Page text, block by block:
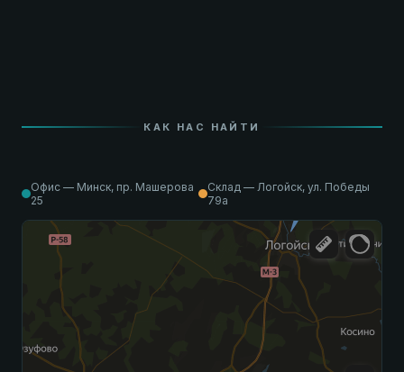
КАК НАС НАЙТИ
Офис — Минск, пр. Машерова
25
Склад — Логойск, ул. Победы
79а